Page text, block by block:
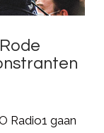
Radio1 gaan